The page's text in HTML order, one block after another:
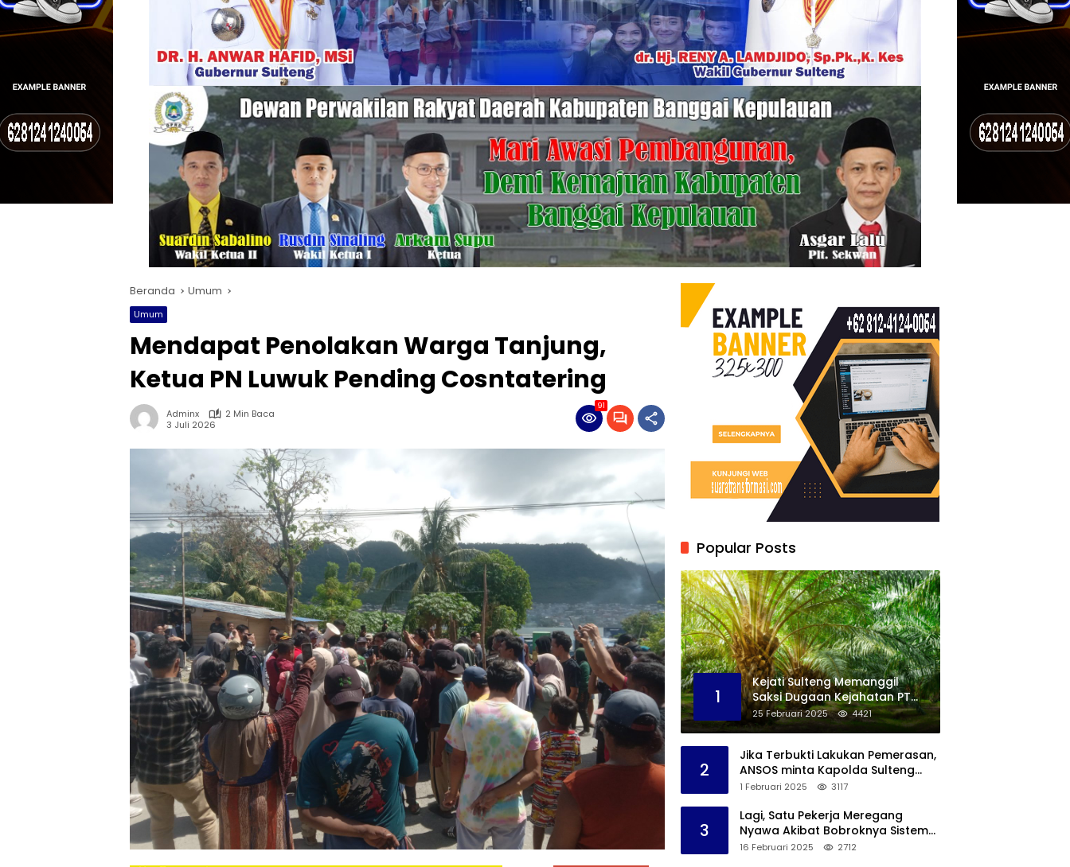
Beranda Umum
Umum
Mendapat Penolakan Warga Tanjung,
Ketua PN Luwuk Pending Cosntatering
Adminx
2 Min Baca
3 Juli 2026
91
Popular Posts
1
Kejati Sulteng Memanggil
Saksi Dugaan Kejahatan PT
KLS Dalam Tata Kelola
Perkebunan Sawit Di Banggai
25 Februari 2025 4421
2
Jika Terbukti Lakukan Pemerasan,
ANSOS minta Kapolda Sulteng
Copot Kapolres Bangkep
1 Februari 2025 3117
3
Lagi, Satu Pekerja Meregang
Nyawa Akibat Bobroknya Sistem
K3 PT IMIP, Serikat Pekerja Akan
16 Februari 2025 2712